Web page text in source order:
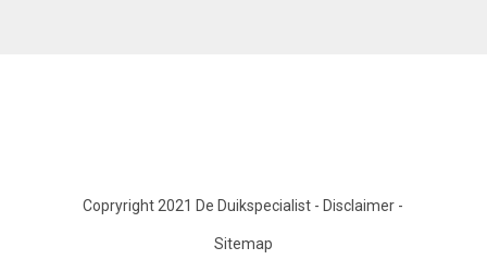
Copryright 2021 De Duikspecialist - Disclaimer -
Sitemap